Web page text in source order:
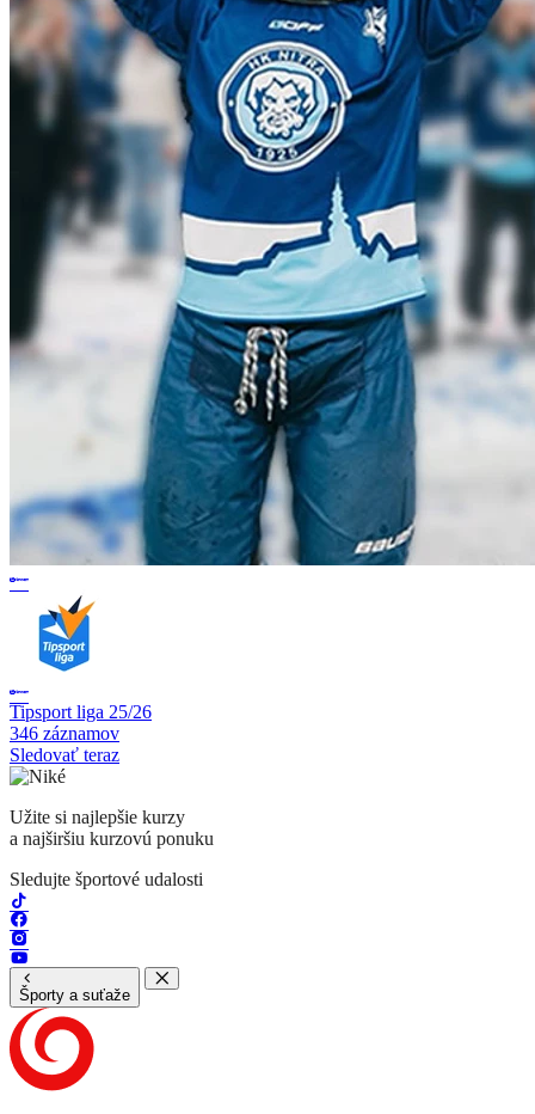
Tipsport liga 25/26
346 záznamov
Sledovať teraz
Užite si najlepšie kurzy
a najširšiu kurzovú ponuku
Sledujte športové udalosti
Športy a suťaže